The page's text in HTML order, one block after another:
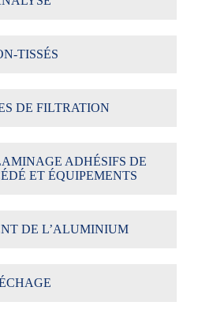
TISSÉS
DE FILTRATION
ADHÉSIFS DE
ET ÉQUIPEMENTS
DE L’ALUMINIUM